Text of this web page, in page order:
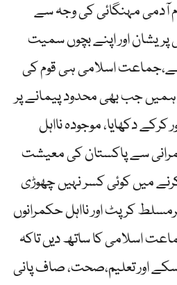
م آدمی مہنگائی کی وجہ سے
اور اپنے بچوں سمیت
اسلامی ہی قوم کی
جب بھی محدود پیمانے پر
دکھایا، موجودہ نااہل
سے پاکستان کی معیشت
کرنے میں کوئی کسر نہیں چھوڑی
کرپٹ اور نااہل حکمرانوں
اسلامی کا ساتھ دیں تاکہ
اور تعلیم،صحت، صاف پانی